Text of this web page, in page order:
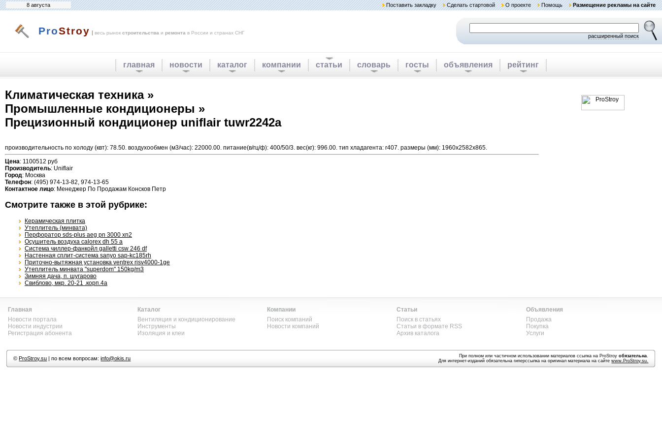
8 августа Поставить закладку Сделать стартовой О проекте Помощь Размещение рекламы на сайте
ProStroy | весь рынок строительства и ремонта в России и странах СНГ
расширенный поиск
главная новости каталог компании статьи словарь госты объявления рейтинг
Климатическая техника »
Промышленные кондиционеры »
Прецизионный кондиционер uniflair tuwr2242a
производительность по холоду (квт): 78.50. воздухообмен (м3/час): 22000.00. питание(в/гц/ф): 400/50/3. вес(кг): 996.00. тип хладагента: r407. размеры (мм): 1960x2582x865.
Цена: 1100512 руб
Производитель: Uniflair
Город: Москва
Телефон: (495) 974-13-82, 974-13-65
Контактное лицо: Менеджер По Продажам Консков Петр
Смотрите также в этой рубрике:
Керамическая плитка
Утеплитель (минвата)
Перфоратор sds-plus aeg pn 3000 xn2
Осушитель воздуха calorex dh 55 a
Система чиллер-фанкойл galletti csw 246 df
Настенная сплит-система sanyo sap-kc185rh
Приточно-вытяжная установка ventrex risv4000-1ge
Утеплитель минвата "superdom" 150kg/m3
Зимняя дача, п. шугарово
Свиблово, мкр. 20-21 .корп.4а
Главная
Новости портала
Новости индустрии
Регистрация абонента
Каталог
Вентиляция и кондиционирование
Инструменты
Изоляция и клеи
Компании
Поиск компаний
Новости компаний
Статьи
Поиск в статьях
Статьи в формате RSS
Архив каталога
Объявления
Продажа
Покупка
Услуги
©ProStroy.su | по всем вопросам:info@okis.ru При полном или частичном использовании материалов ссылка на ProStroyобязательна.
Для интернет-изданий обязательна гиперссылка на оригинал материала на сайтеwww.ProStroy.su.